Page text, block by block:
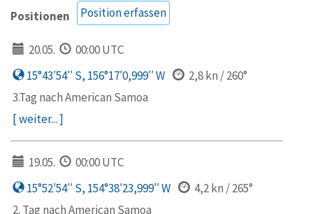
Positionen Position erfassen
20.05.
00:00 UTC
15°43′54′′ S, 156°17′0,999′′ W
2,8 kn / 260°
3.Tag nach American Samoa
[ weiter... ]
19.05.
00:00 UTC
15°52′54′′ S, 154°38′23,999′′ W
4,2 kn / 265°
2. Tag nach American Samoa